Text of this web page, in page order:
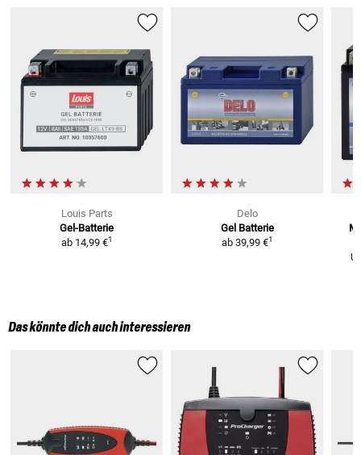
Louis Parts
Gel-Batterie
ab 14,99 €1
Delo
Gel Batterie
ab 39,99 €1
Das könnte dich auch interessieren